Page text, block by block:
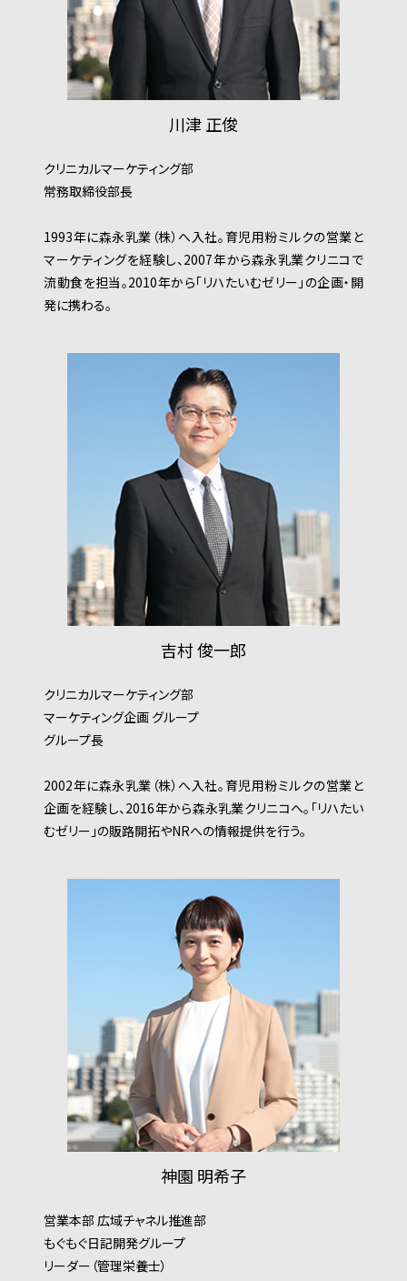
川津 正俊
クリニカルマーケティング部
常務取締役部長
1993年に森永乳業（株）へ入社。育児用粉ミルクの営業と
マーケティングを経験し、2007年から森永乳業クリニコで
流動食を担当。2010年から「リハたいむゼリー」の企画・開
発に携わる。
吉村 俊⼀郎
クリニカルマーケティング部
マーケティング企画 グループ
グループ長
2002年に森永乳業（株）へ入社。育児用粉ミルクの営業と
企画を経験し、2016年から森永乳業クリニコへ。「リハたい
むゼリー」の販路開拓やNRへの情報提供を行う。
神園 明希⼦
営業本部 広域チャネル推進部
もぐもぐ日記開発グループ
リーダー（管理栄養士）